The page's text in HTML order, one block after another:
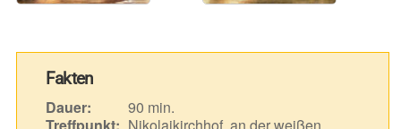
Fakten
Dauer:
90 min.
Treffpunkt: Nikolaikirchhof, an der weißen